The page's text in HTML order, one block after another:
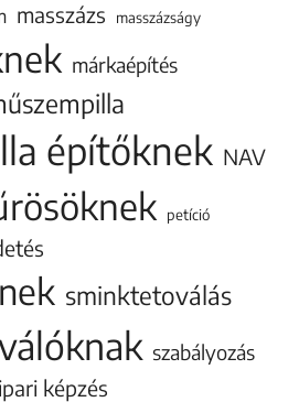
masszázs masszázságy
márkaépítés
építőknek NAV
petíció
sminktetoválás
szabályozás
képzés